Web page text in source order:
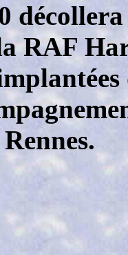
RAF